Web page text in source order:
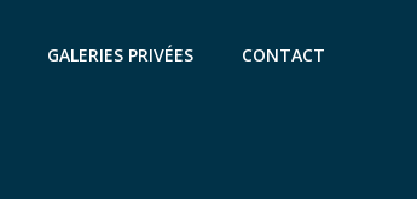
GALERIES PRIVÉES CONTACT